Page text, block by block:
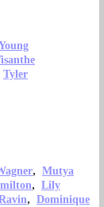
Tyler
, Mutya
, Lily
, Dominique